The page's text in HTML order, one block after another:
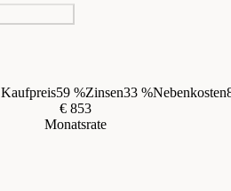
Kaufpreis59 %Zinsen33 %Nebenkosten
€ 853
Monatsrate